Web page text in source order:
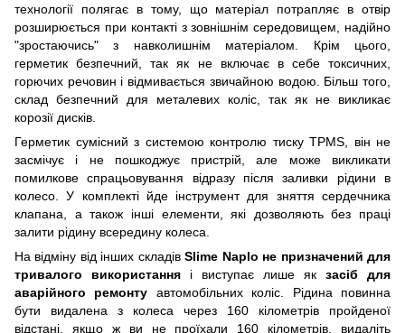
технології полягає в тому, що матеріал потрапляє в отвір
розширюється при контакті з зовнішнім середовищем, надійно
"зростаючись" з навколишнім матеріалом. Крім цього,
герметик безпечний, так як не включає в себе токсичних,
горючих речовин і відмивається звичайною водою. Більш того,
склад безпечний для металевих коліс, так як не викликає
корозії дисків.
Герметик сумісний з системою контролю тиску TPMS, він не
засмічує і не пошкоджує пристрій, але може викликати
помилкове спрацьовування відразу після заливки рідини в
колесо. У комплекті йде інструмент для зняття сердечника
клапана, а також інші елементи, які дозволяють без праці
залити рідину всередину колеса.
На відміну від інших складівSlime Naplo не призначений для
тривалого використання і виступає лише як засіб для
аварійного ремонту автомобільних коліс. Рідина повинна
бути видалена з колеса через 160 кілометрів пройденої
відстані, якщо ж ви не проїхали 160 кілометрів, видаліть